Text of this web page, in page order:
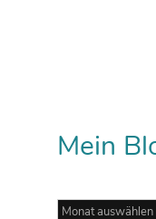
Mein
Mein